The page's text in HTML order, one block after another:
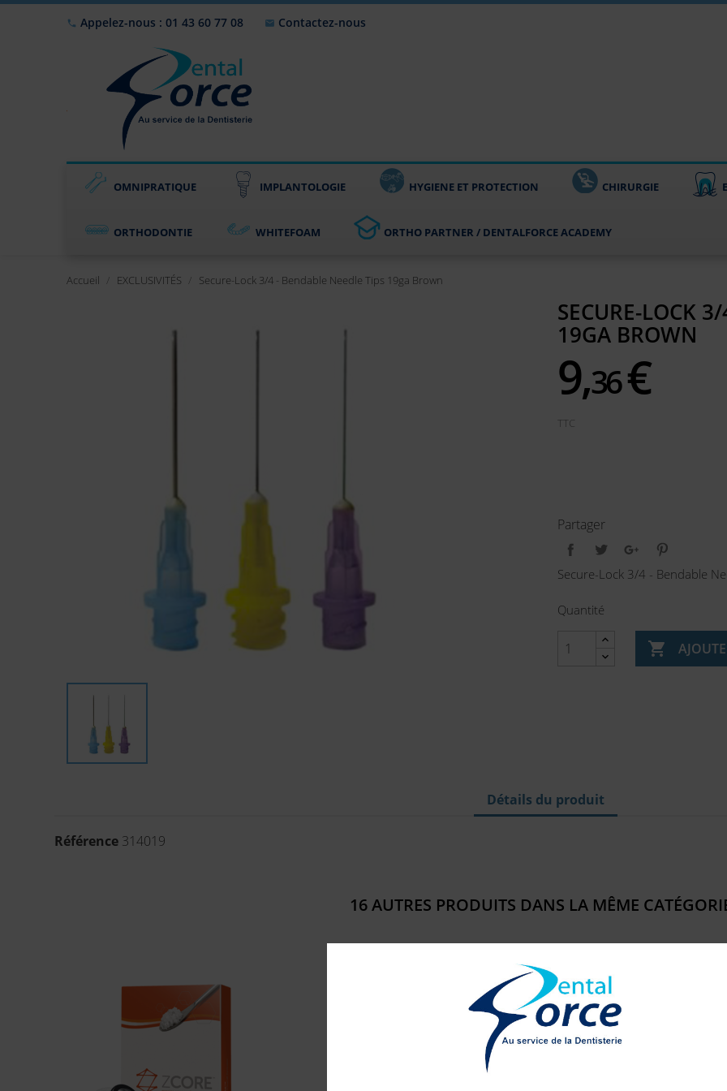
 Appelez-nous : 01 43 60 77 08  Contactez-nous
OMNIPRATIQUE IMPLANTOLOGIE HYGIENE ET PROTECTION CHIRURGIE
ORTHODONTIE WHITEFOAM ORTHO PARTNER / DENTALFORCE ACADEMY
Accueil EXCLUSIVITÉS Secure-Lock 3/4 - Bendable Needle Tips 19ga Brown
SECURE-LOCK
19GA BROWN
9,36€
TTC
Partager
Secure-Lock 3/4 - Bendable
Quantité

Détails du produit
Référence 314019
16 AUTRES PRODUITS DANS LA MÊME